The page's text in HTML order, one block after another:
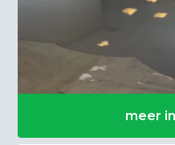
meer